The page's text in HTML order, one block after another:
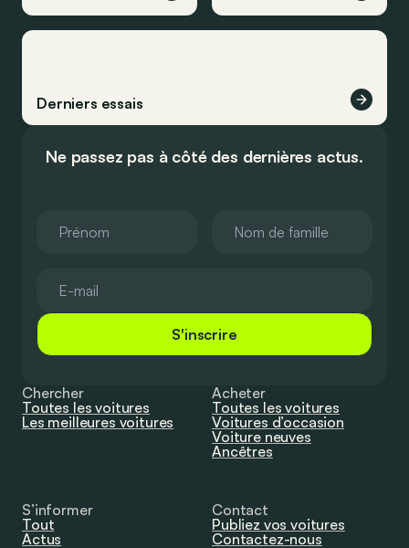
Derniers essais
Ne passez pas à côté des dernières actus.
S'inscrire
Chercher
Toutes les voitures
Les meilleures voitures
Acheter
Toutes les voitures
Voitures d’occasion
Voiture neuves
Ancêtres
S’informer
Tout
Actus
Contact
Publiez vos voitures
Contactez-nous